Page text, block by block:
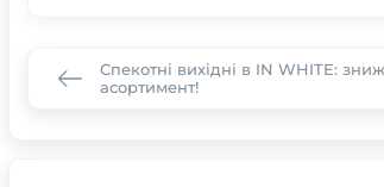
Спекотні вихідні в IN WHITE:
асортимент!